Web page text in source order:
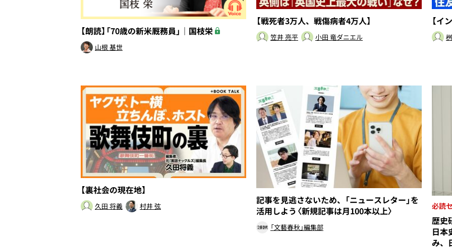
【朗読】「70歳の新米厩務員」｜国枝栄
山根 基世
【戦死者3万人、戦傷病者4万人】
笠井 亮平 小田 竜ダニエル
【イ
【裏社会の現在地】
久田 将義 村井 弦
記事を見逃さないため、「ニュースレター」を
活用しよう〈新規記事は月100本以上〉
「文藝春秋」編集部
必読
歴史
日本
み、